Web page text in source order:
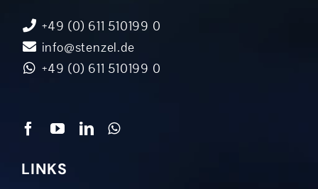
+49 (0) 611 510199 0
info@stenzel.de
+49 (0) 611 510199 0
LINKS